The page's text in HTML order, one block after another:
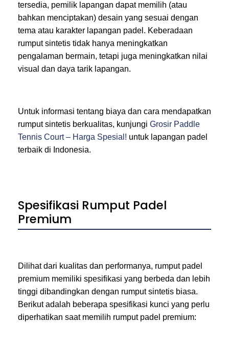
tersedia, pemilik lapangan dapat memilih (atau
bahkan menciptakan) desain yang sesuai dengan
tema atau karakter lapangan padel. Keberadaan
rumput sintetis tidak hanya meningkatkan
pengalaman bermain, tetapi juga meningkatkan nilai
visual dan daya tarik lapangan.
Untuk informasi tentang biaya dan cara mendapatkan
rumput sintetis berkualitas, kunjungi Grosir Paddle
Tennis Court – Harga Spesial! untuk lapangan padel
terbaik di Indonesia.
Spesifikasi Rumput Padel
Premium
Dilihat dari kualitas dan performanya, rumput padel
premium memiliki spesifikasi yang berbeda dan lebih
tinggi dibandingkan dengan rumput sintetis biasa.
Berikut adalah beberapa spesifikasi kunci yang perlu
diperhatikan saat memilih rumput padel premium: